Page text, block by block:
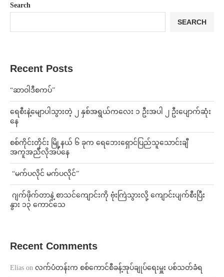
Search
SEARCH
Recent Posts
“ဆာဝါဒီစကပ်”
ရေစီးနဲ့မျောပါသွားတဲ့ ၂ နှစ်အရွယ်ကလေး ၁ ဦးအပါ ၂ ဦးပျောက်ဆုံး
နေ
စစ်ကိုင်းတိုင်း မြို့နယ် ၆ ခုက ရေဘေးရှောင်ပြည်သူသောင်းချီ
အကူအညီလိုအပ်နေ
⁨ ⁨“မက်ပလိုင် မက်ပလိုင်”
⁨⁩ ⁨ဂျက်ဖိုက်တာနဲ့ စာသင်ကျောင်းကို ဗုံးကြဲသွားလို့ ကျောင်းပျက်စီးပြီး
နွား ၁၃ ကောင်သေ
Recent Comments
Elias on လက်ပံတန်းက စစ်ကောင်စီခန့်အုပ်ချုပ်ရေးမှူး ပစ်သတ်ခံရ